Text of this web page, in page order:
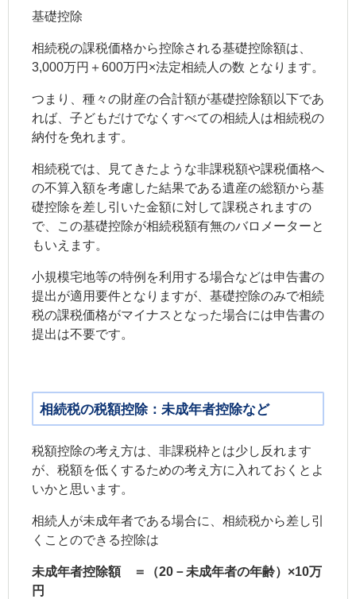
基礎控除
相続税の課税価格から控除される基礎控除額は、
3,000万円＋600万円×法定相続人の数 となります。
つまり、種々の財産の合計額が基礎控除額以下であ
れば、子どもだけでなくすべての相続人は相続税の
納付を免れます。
相続税では、見てきたような非課税額や課税価格へ
の不算入額を考慮した結果である遺産の総額から基
礎控除を差し引いた金額に対して課税されますの
で、この基礎控除が相続税額有無のバロメーターと
もいえます。
小規模宅地等の特例を利用する場合などは申告書の
提出が適用要件となりますが、基礎控除のみで相続
税の課税価格がマイナスとなった場合には申告書の
提出は不要です。
相続税の税額控除：未成年者控除など
税額控除の考え方は、非課税枠とは少し反れます
が、税額を低くするための考え方に入れておくとよ
いかと思います。
相続人が未成年者である場合に、相続税から差し引
くことのできる控除は
未成年者控除額 ＝（20－未成年者の年齢）×10万
円